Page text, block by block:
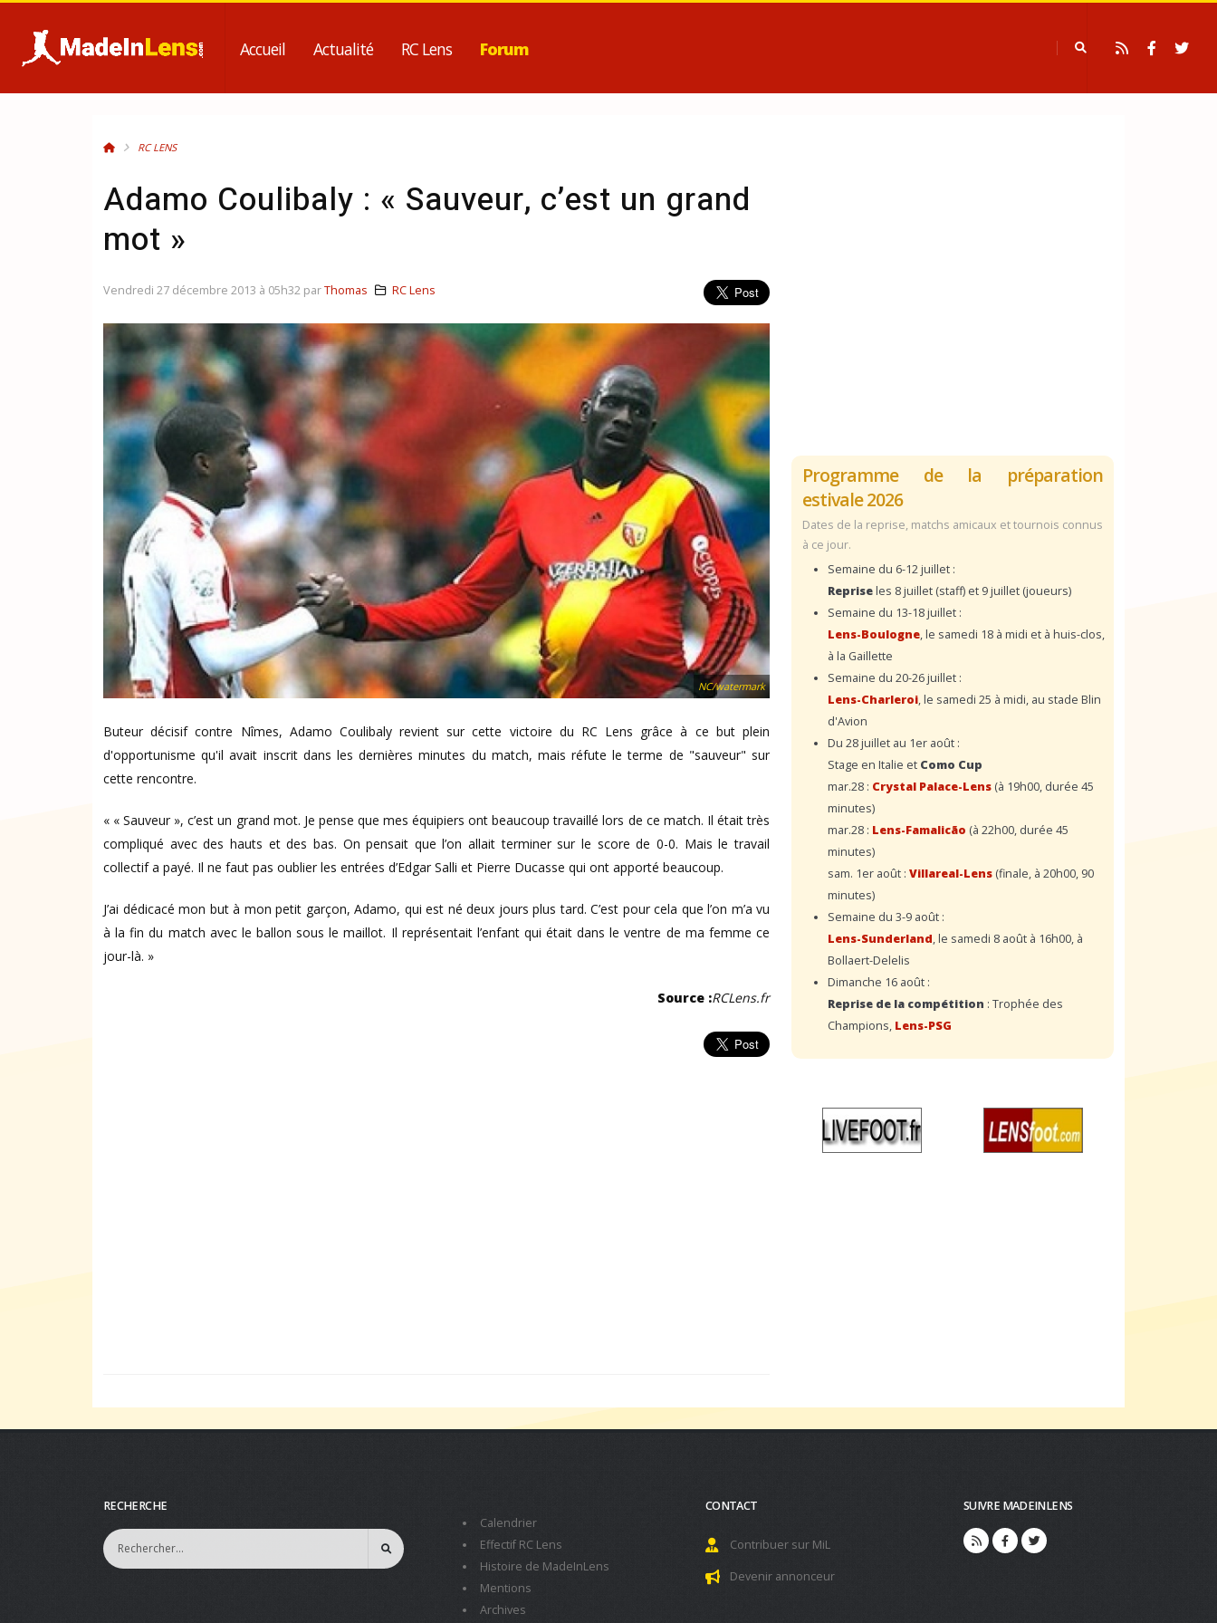
Accueil Actualité RC Lens Forum
RC LENS
Adamo Coulibaly : « Sauveur, c’est un grand
mot »
NC/watermark
Buteur décisif contre Nîmes, Adamo Coulibaly revient sur cette victoire du RC Lens grâce à ce but plein
d'opportunisme qu'il avait inscrit dans les dernières minutes du match, mais réfute le terme de "sauveur" sur
cette rencontre.
« « Sauveur », c’est un grand mot. Je pense que mes équipiers ont beaucoup travaillé lors de ce match. Il était très
compliqué avec des hauts et des bas. On pensait que l’on allait terminer sur le score de 0-0. Mais le travail
collectif a payé. Il ne faut pas oublier les entrées d’Edgar Salli et Pierre Ducasse qui ont apporté beaucoup.
J’ai dédicacé mon but à mon petit garçon, Adamo, qui est né deux jours plus tard. C’est pour cela que l’on m’a vu
à la fin du match avec le ballon sous le maillot. Il représentait l’enfant qui était dans le ventre de ma femme ce
jour-là. »
Source :RCLens.fr
Vendredi 27 décembre 2013 à 05h32 parThomas RC Lens
Programme de la préparation
estivale 2026
Dates de la reprise, matchs amicaux et tournois connus
à ce jour.
Semaine du 6-12 juillet :
Repriseles 8 juillet (staff) et 9 juillet (joueurs)
Semaine du 13-18 juillet :
Lens-Boulogne, le samedi 18 à midi et à huis-clos,
à la Gaillette
Semaine du 20-26 juillet :
Lens-Charleroi, le samedi 25 à midi, au stade Blin
d'Avion
Du 28 juillet au 1er août :
Stage en Italie et Como Cup
mar.28 : Crystal Palace-Lens (à 19h00, durée 45
minutes)
mar.28 : Lens-Famalicão (à 22h00, durée 45
minutes)
sam. 1er août : Villareal-Lens (finale, à 20h00, 90
minutes)
Semaine du 3-9 août :
Lens-Sunderland, le samedi 8 août à 16h00, à
Bollaert-Delelis
Dimanche 16 août :
Reprise de la compétition : Trophée des
Champions, Lens-PSG
RECHERCHE
Calendrier
Effectif RC Lens
Histoire de MadeInLens
Mentions
Archives
CONTACT
Contribuer sur MiL
Devenir annonceur
SUIVRE MADEINLENS